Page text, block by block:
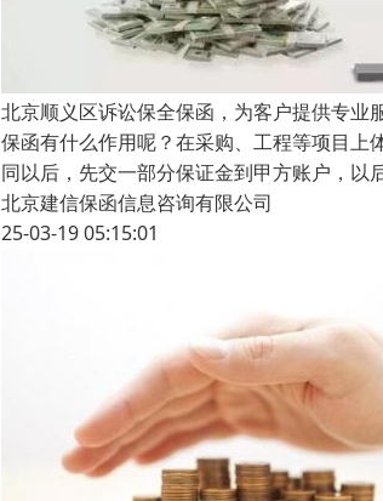
北京顺义区诉讼保全保函，为客户提供专业
保函有什么作用呢？在采购、工程等项目上
同以后，先交一部分保证金到甲方账户，
北京建信保函信息咨询有限公司
25-03-19 05:15:01